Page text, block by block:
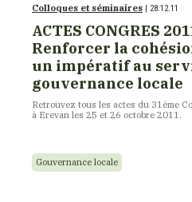
Colloques et séminaires | 28.12.11
ACTES CONGRES
Renforcer la
un impératif au
gouvernance locale
Retrouvez tous les actes du 31ème
à Erevan les 25 et 26 octobre 2011.
Gouvernance locale